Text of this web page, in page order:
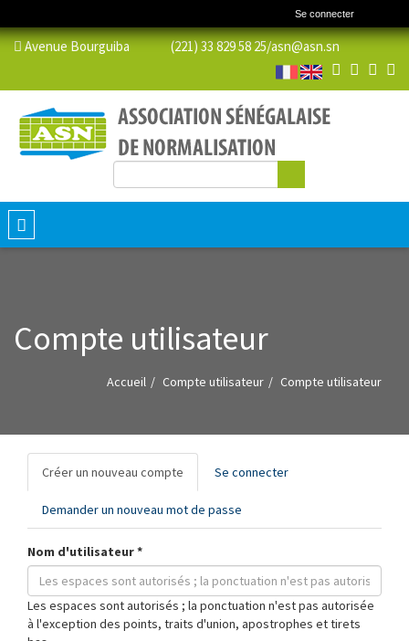
Se connecter
Avenue Bourguiba (221) 33 829 58 25/asn@asn.sn
Formulaire de recherche
Toggle
navigation
Compte utilisateur
Accueil Compte utilisateur Compte utilisateur
Onglets
principaux
Créer un nouveau compte (onglet
actif)
Se connecter
Demander un nouveau mot de passe
Nom d'utilisateur*
Les espaces sont autorisés ; la ponctuation n'est pas autorisée
à l'exception des points, traits d'union, apostrophes et tirets